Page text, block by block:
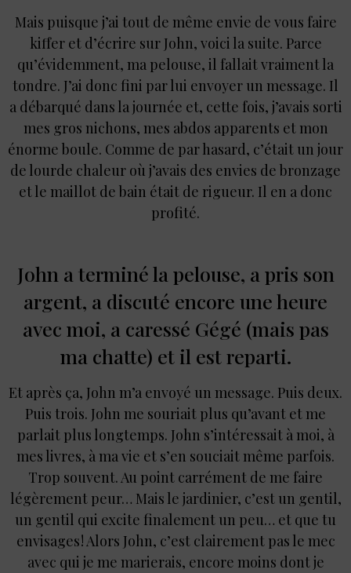
Mais puisque j’ai tout de même envie de vous faire
kiffer et d’écrire sur John, voici la suite. Parce
qu’évidemment, ma pelouse, il fallait vraiment la
tondre. J’ai donc fini par lui envoyer un message. Il
a débarqué dans la journée et, cette fois, j’avais sorti
mes gros nichons, mes abdos apparents et mon
énorme boule. Comme de par hasard, c’était un jour
de lourde chaleur où j’avais des envies de bronzage
et le maillot de bain était de rigueur. Il en a donc
profité.
John a terminé la pelouse, a pris son
argent, a discuté encore une heure
avec moi, a caressé Gégé (mais pas
ma chatte) et il est reparti.
Et après ça, John m’a envoyé un message. Puis deux.
Puis trois. John me souriait plus qu’avant et me
parlait plus longtemps. John s’intéressait à moi, à
mes livres, à ma vie et s’en souciait même parfois.
Trop souvent. Au point carrément de me faire
légèrement peur… Mais le jardinier, c’est un gentil,
un gentil qui excite finalement un peu… et que tu
envisages ! Alors John, c’est clairement pas le mec
avec qui je me marierais, encore moins dont je